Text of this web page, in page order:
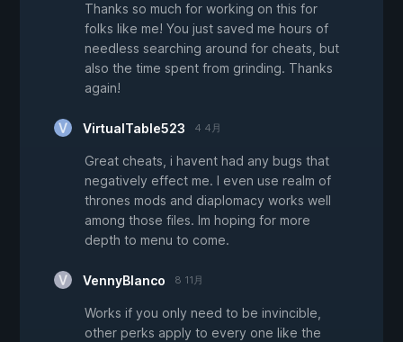
Thanks so much for working on this for
folks like me! You just saved me hours of
needless searching around for cheats, but
also the time spent from grinding. Thanks
again!
VirtualTable523 4 4月
Great cheats, i havent had any bugs that
negatively effect me. I even use realm of
thrones mods and diaplomacy works well
among those files. Im hoping for more
depth to menu to come.
VennyBlanco 8 11月
Works if you only need to be invincible,
other perks apply to every one like the